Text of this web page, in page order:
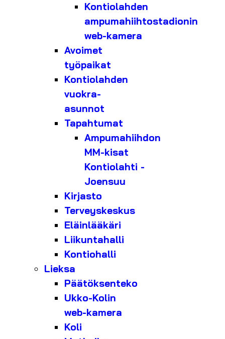
Kontiolahden
ampumahiihtostadionin
web-kamera
Avoimet
työpaikat
Kontiolahden
vuokra-
asunnot
Tapahtumat
Ampumahiihdon
MM-kisat
Kontiolahti -
Joensuu
Kirjasto
Terveyskeskus
Eläinlääkäri
Liikuntahalli
Kontiohalli
Lieksa
Päätöksenteko
Ukko-Kolin
web-kamera
Koli